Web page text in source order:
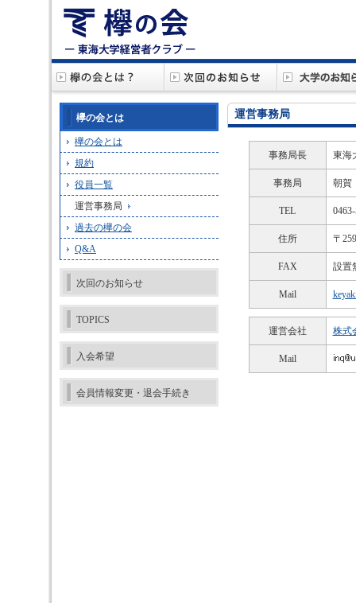
欅の会とは
欅の会とは
規約
役員一覧
運営事務局
過去の欅の会
Q&A
次回のお知らせ
TOPICS
入会希望
会員情報変更・退会手続き
運営事務局
事務局長 東海
事務局 朝賀
TEL
住所 〒
FAX 設置
Mail
運営会社 株式
Mail